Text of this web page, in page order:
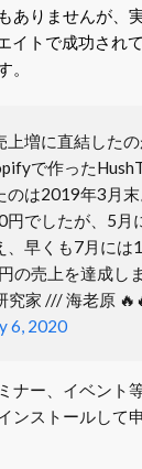
ありませんが、
イトで成功され
。
上増に直結した
で作った
のは2019年3月
円でしたが、5月
、早くも7月には
の売上を達成しま
究家 /// 海老原
6, 2020
ナー、イベント
ンストールして